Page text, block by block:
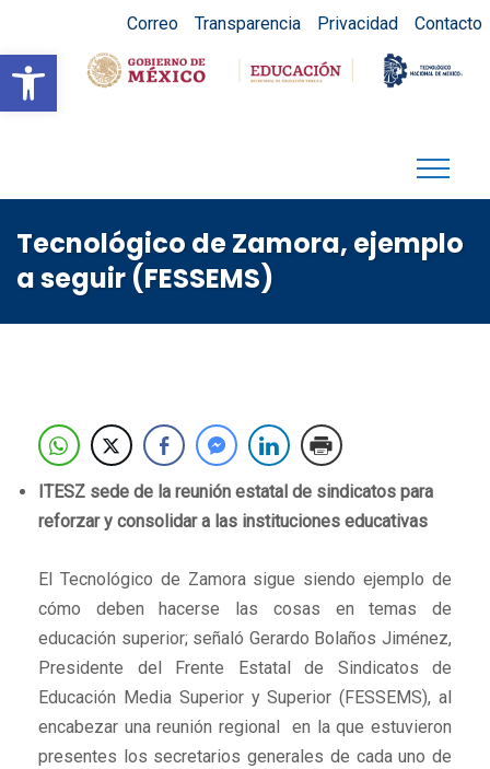
Abrir barra de herramientas
Correo Transparencia Privacidad Contacto
Tecnológico de Zamora, ejemplo
a seguir (FESSEMS)
ITESZ sede de la reunión estatal de sindicatos para
reforzar y consolidar a las instituciones educativas
El Tecnológico de Zamora sigue siendo ejemplo de
cómo deben hacerse las cosas en temas de
educación superior; señaló Gerardo Bolaños Jiménez,
Presidente del Frente Estatal de Sindicatos de
Educación Media Superior y Superior (FESSEMS), al
encabezar una reunión regional en la que estuvieron
presentes los secretarios generales de cada uno de